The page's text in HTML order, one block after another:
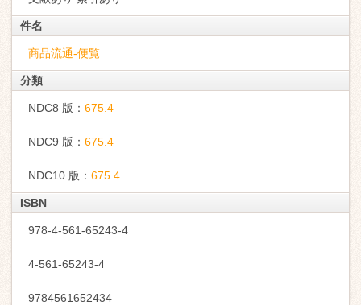
件名
商品流通-便覧
分類
NDC8 版： 675.4
NDC9 版： 675.4
NDC10 版： 675.4
ISBN
978-4-561-65243-4
4-561-65243-4
9784561652434